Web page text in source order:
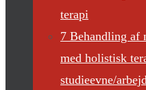
terapi
7 Behandling af
med holistisk
studieevne/